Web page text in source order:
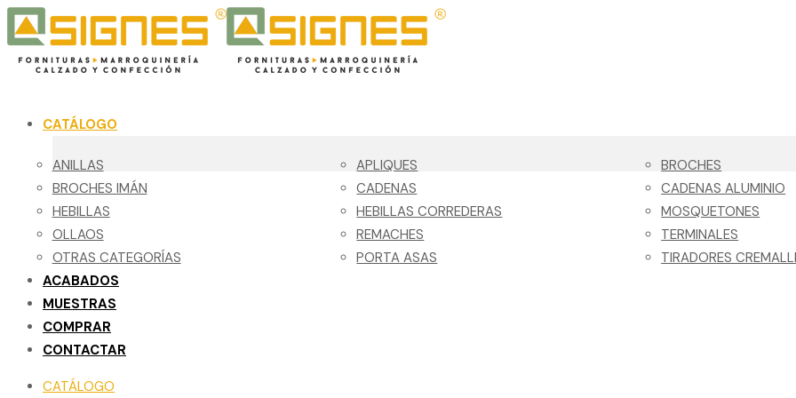
CATÁLOGO
ANILLAS APLIQUES
BROCHES
BROCHES IMÁN
CADENAS
CADENAS ALUMINIO
HEBILLAS
HEBILLAS CORREDERAS
MOSQUETONES
OLLAOS
REMACHES
TERMINALES
OTRAS CATEGORÍAS
PORTA ASAS
TIRADORES
ACABADOS
MUESTRAS
COMPRAR
CONTACTAR
CATÁLOGO